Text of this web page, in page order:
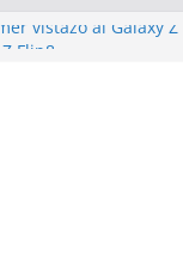
vistazo al Galaxy